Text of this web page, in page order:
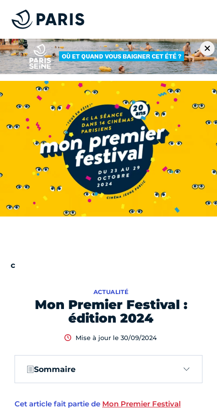
Mon Premier Festival :
édition 2024
ACTUALITÉ
Mise à jour le 30/09/2024
Sommaire
Cet article fait partie de Mon Premier Festival